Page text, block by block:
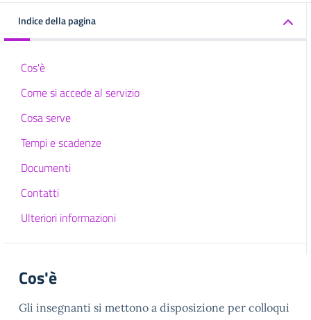
Indice della pagina
Cos'è
Come si accede al servizio
Cosa serve
Tempi e scadenze
Documenti
Contatti
Ulteriori informazioni
Cos'è
Gli insegnanti si mettono a disposizione per colloqui